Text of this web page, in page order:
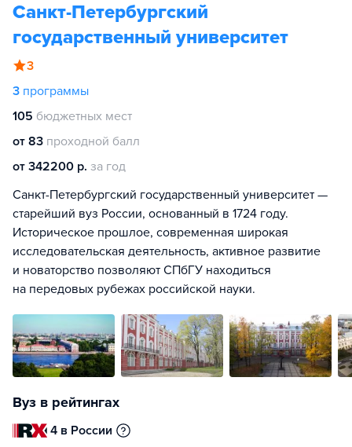
Санкт-Петербургский
государственный университет
3
3 программы
105 бюджетных мест
от 83 проходной балл
от 342200 р. за год
Санкт-Петербургский государственный университет —
старейший вуз России, основанный в 1724 году.
Историческое прошлое, современная широкая
исследовательская деятельность, активное развитие
и новаторство позволяют СПбГУ находиться
на передовых рубежах российской науки.
Вуз в рейтингах
4 в России